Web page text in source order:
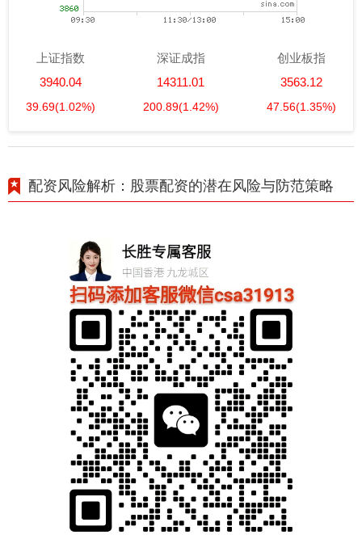
上证指数
3940.04
39.69(1.02%)
深证成指
14311.01
200.89(1.42%)
创业板指
3563.12
47.56(1.35%)
配资风险解析：股票配资的潜在风险与防范策略